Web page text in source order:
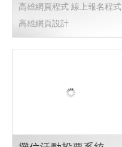
高雄網頁程式 線上報名程式
高雄網頁設計